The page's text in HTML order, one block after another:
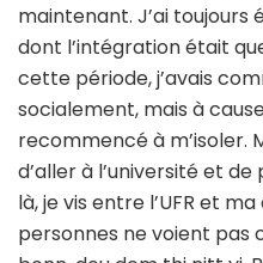
maintenant. J’ai
dont l’intégration était
cette période, j’avais
socialement, mais à
recommencé à m’isoler.
d’aller à l’université et
là, je vis entre l’UFR et
personnes ne voient pas